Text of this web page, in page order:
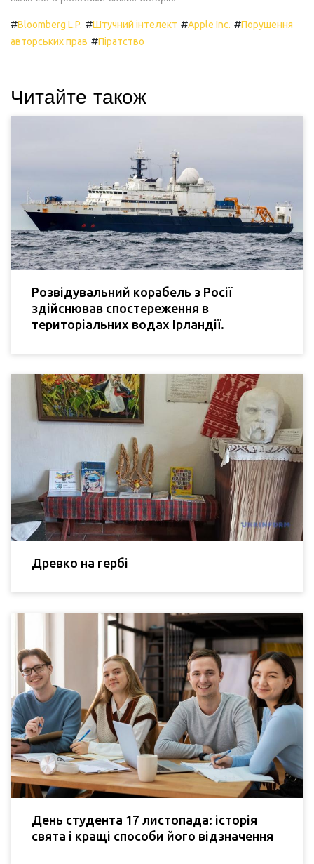
#Bloomberg L.P. #Штучний інтелект #Apple Inc. #Порушення
авторських прав #Піратство
Читайте також
Розвідувальний корабель з Росії
здійснював спостереження в
територіальних водах Ірландії.
Древко на гербі
День студента 17 листопада: історія
свята і кращі способи його відзначення